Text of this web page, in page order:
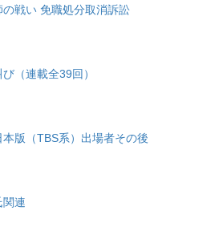
戦い 免職処分取消訴訟
（連載全39回）
版（TBS系）出場者その後
関連